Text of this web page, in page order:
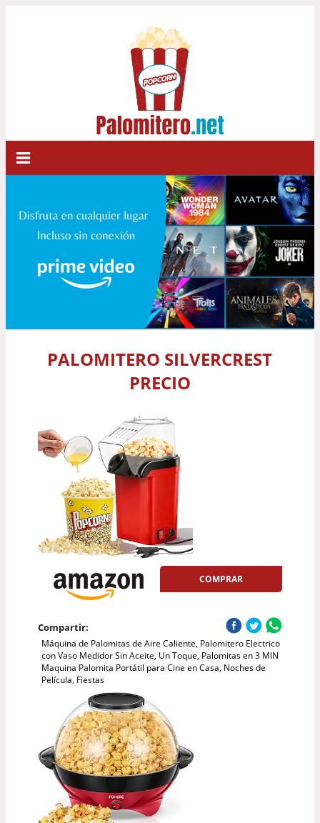
PALOMITERO SILVERCREST
PRECIO
COMPRAR
Compartir:
Máquina de Palomitas de Aire Caliente, Palomitero Electrico
con Vaso Medidor Sin Aceite, Un Toque, Palomitas en 3 MIN
Maquina Palomita Portátil para Cine en Casa, Noches de
Película, Fiestas